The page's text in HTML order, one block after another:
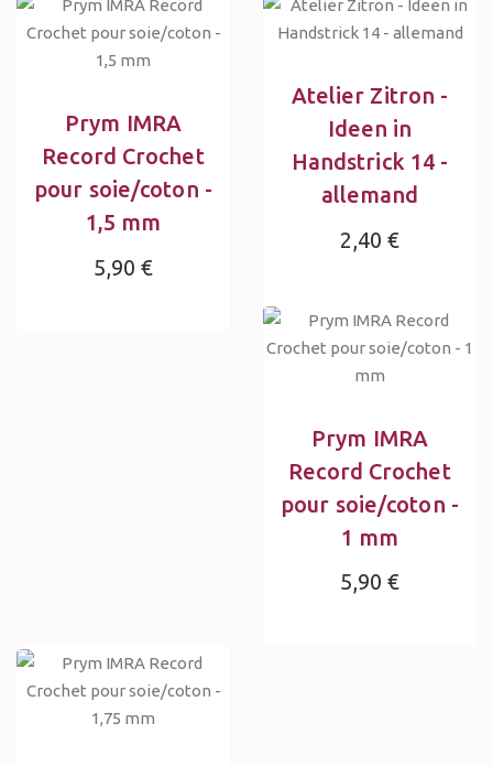
Prym IMRA
Record Crochet
pour soie/coton -
1,5 mm
5,90 €
Atelier Zitron -
Ideen in
Handstrick 14 -
allemand
2,40 €
Prym IMRA
Record Crochet
pour soie/coton -
1 mm
5,90 €